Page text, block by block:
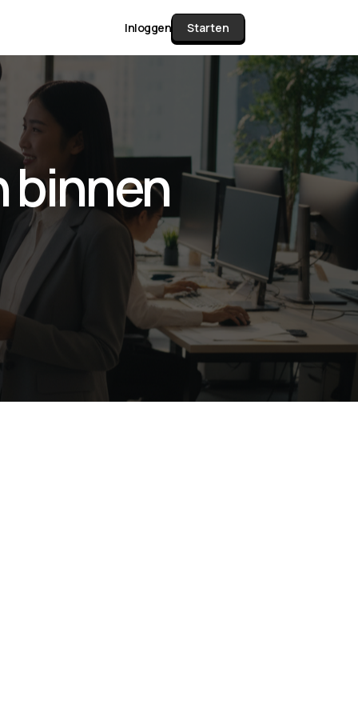
Matrix
alle pakketten en mogelijkheden
documenten verzamelen en facturen
tot controleren, boeken, bank
& klant dashboard.
Inloggen Starten
binnen